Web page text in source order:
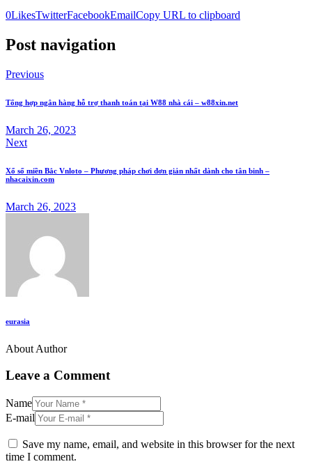
0LikesTwitterFacebookEmailCopy URL to clipboard
Post navigation
Previous
Tổng hợp ngân hàng hỗ trợ thanh toán tại W88 nhà cái – w88xin.net
March 26, 2023
Next
Xổ số miền Bắc Vnloto – Phương pháp chơi đơn giản nhất dành cho tân binh –
nhacaixin.com
March 26, 2023
eurasia
About Author
Leave a Comment
Name
E-mail
Save my name, email, and website in this browser for the next
time I comment.